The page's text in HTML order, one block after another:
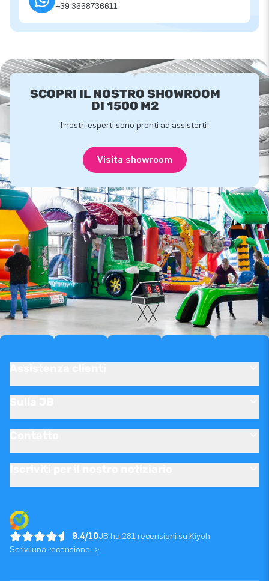
+39 3668736611
SCOPRI IL NOSTRO SHOWROOM
DI 1500 M2
I nostri esperti sono pronti ad assisterti!
Visita showroom
9.4/10JB ha 281 recensioni su Kiyoh
Scrivi una recensione ->